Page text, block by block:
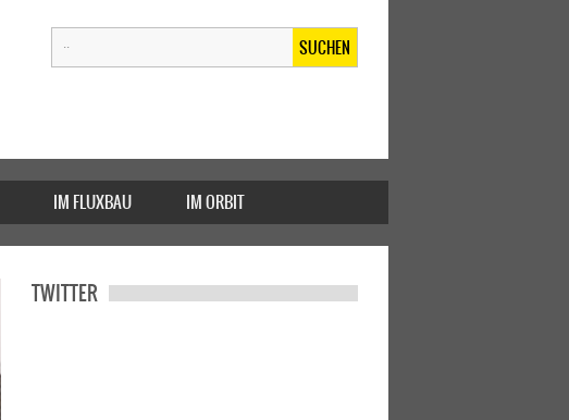
SUCHEN
IM FLUXBAU IM ORBIT
TWITTER